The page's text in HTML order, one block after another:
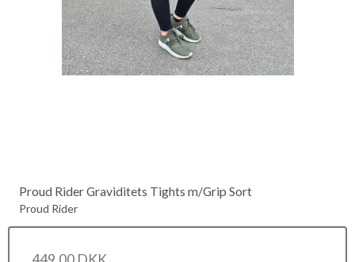
Proud Rider Graviditets Tights m/Grip Sort
Proud Rider